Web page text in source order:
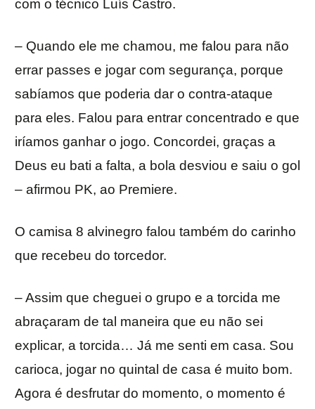
com o técnico Luís Castro.
– Quando ele me chamou, me falou para não
errar passes e jogar com segurança, porque
sabíamos que poderia dar o contra-ataque
para eles. Falou para entrar concentrado e que
iríamos ganhar o jogo. Concordei, graças a
Deus eu bati a falta, a bola desviou e saiu o gol
– afirmou PK, ao Premiere.
O camisa 8 alvinegro falou também do carinho
que recebeu do torcedor.
– Assim que cheguei o grupo e a torcida me
abraçaram de tal maneira que eu não sei
explicar, a torcida… Já me senti em casa. Sou
carioca, jogar no quintal de casa é muito bom.
Agora é desfrutar do momento, o momento é